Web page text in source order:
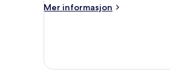
Mer informasjon
Mer